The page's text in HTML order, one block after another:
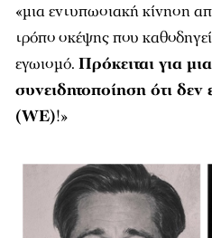
«μια εντυπωσιακή κίνηση
τρόπο σκέψης που
εγωισμό. Πρόκειται για
συνειδητοποίηση ότι
(WE)!»